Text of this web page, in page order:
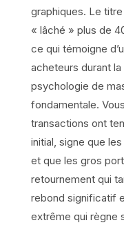
graphiques. Le titre
« lâché » plus de
ce qui témoigne
acheteurs durant
psychologie de
fondamentale.
transactions ont
initial, signe que
et que les gros
retournement qui
rebond significatif
extrême qui règne